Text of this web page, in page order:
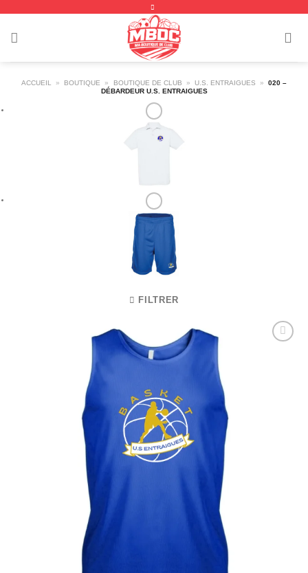
contenu
ACCUEIL » BOUTIQUE » BOUTIQUE DE CLUB » U.S. ENTRAIGUES »
020 –
DÉBARDEUR U.S. ENTRAIGUES
FILTRER